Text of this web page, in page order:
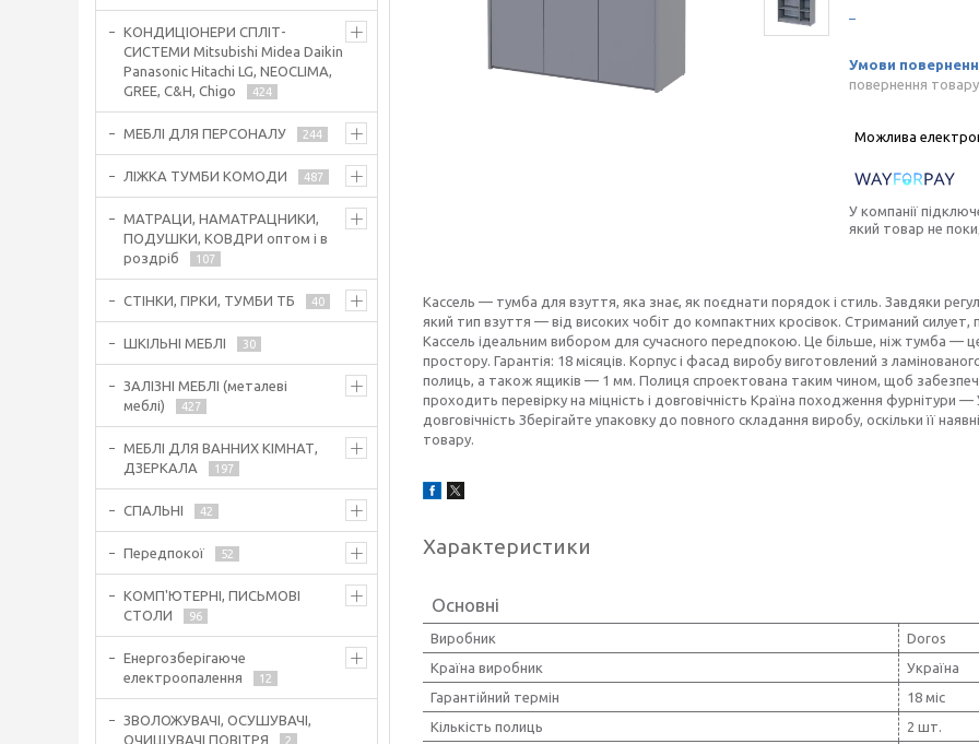
повернення
У компанії
який товар не
Кассель — тумба для взуття, яка знає, як поєднати порядок і стиль. Завдяки
який тип взуття — від високих чобіт до компактних кросівок. Стриманий силует,
Кассель ідеальним вибором для сучасного передпокою. Це більше, ніж тумба —
простору. Гарантія: 18 місяців. Корпус і фасад виробу виготовлений з
полиць, а також ящиків — 1 мм. Полиця спроектована таким чином, щоб
проходить перевірку на міцність і довговічність Країна походження фурнітури
довговічність Зберігайте упаковку до повного складання виробу, оскільки її
товару.
Характеристики
Основні
Виробник
Doros
Країна виробник
Україна
Гарантійний термін
18 міс
Кількість полиць
2 шт.
КОНДИЦІОНЕРИ СПЛІТ-
СИСТЕМИ Mitsubishi Midea Daikin
Panasonic Hitachi LG, NEOCLIMA,
GREE, C&H, Chigo
424
МЕБЛІ ДЛЯ ПЕРСОНАЛУ 244
ЛІЖКА ТУМБИ КОМОДИ 487
МАТРАЦИ, НАМАТРАЦНИКИ,
ПОДУШКИ, КОВДРИ оптом і в
роздріб
107
СТІНКИ, ГІРКИ, ТУМБИ ТБ 40
ШКІЛЬНІ МЕБЛІ 30
ЗАЛІЗНІ МЕБЛІ (металеві
меблі)
427
МЕБЛІ ДЛЯ ВАННИХ КІМНАТ,
ДЗЕРКАЛА
197
СПАЛЬНІ 42
Передпокої 52
КОМП'ЮТЕРНІ, ПИСЬМОВІ
СТОЛИ
96
Енергозберігаюче
електроопалення
12
ЗВОЛОЖУВАЧІ, ОСУШУВАЧІ,
ОЧИЩУВАЧІ ПОВІТРЯ
2